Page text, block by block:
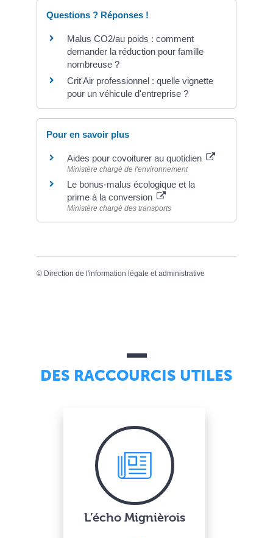
Questions ? Réponses !
Malus CO2/au poids : comment
demander la réduction pour famille
nombreuse ?
Crit'Air professionnel : quelle vignette
pour un véhicule d'entreprise ?
Pour en savoir plus
Aides pour covoiturer au quotidien
Ministère chargé de l'environnement
Le bonus-malus écologique et la
prime à la conversion
Ministère chargé des transports
© Direction de l'information légale et administrative
DES RACCOURCIS UTILES
L’écho Mignièrois